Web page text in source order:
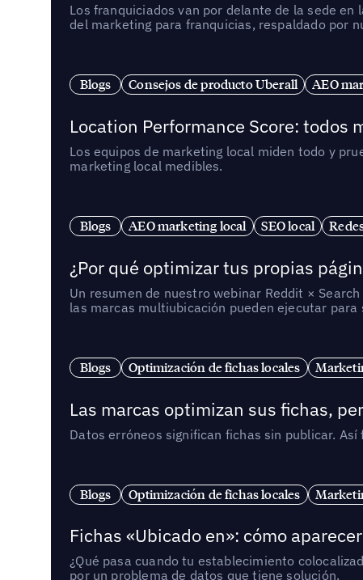
Los franquiciados van por delante de la sede
del marketing para franquicias, respaldado por
Blogs Consejos de producto Uberall AEO
Location Performance Score: todos
Los equipos de marketing local miden todo y
marketing local medibles.
Blogs AEO marketing local SEO local
¿Por qué optimizar tus propias
Un resumen de nuestro webinar Reddit ×
las marcas multiubicación pueden ejecutar para
Blogs Optimización de fichas locales
Las marcas optimizan sus fichas,
Datos erróneos significan fichas sin publicar.
Blogs Optimización de fichas locales
Fichas «Ubicado en»: cómo
¿Qué pasa cuando tu establecimiento
por un problema de datos que tiene solución.